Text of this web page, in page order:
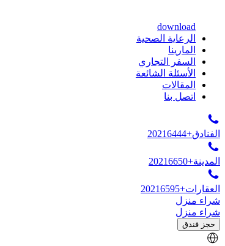
download
الرعاية الصحية
المارينا
السفر التجاري
الأسئلة الشائعة
المقالات
اتصل بنا
الفنادق+20216444
المدينة+20216650
العقارات+20216595
شراء منزل
شراء منزل
حجز فندق